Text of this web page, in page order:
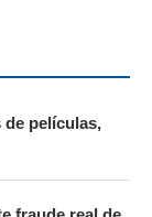
de películas,